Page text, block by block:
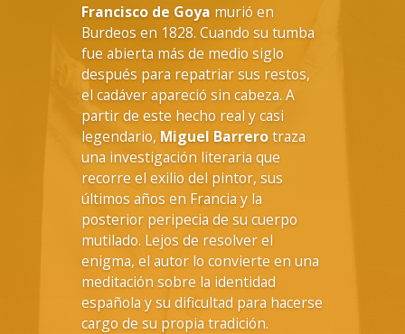
Francisco de Goya murió en
Burdeos en 1828. Cuando su tumba
fue abierta más de medio siglo
después para repatriar sus restos,
el cadáver apareció sin cabeza. A
partir de este hecho real y casi
legendario, Miguel Barrerotraza
una investigación literaria que
recorre el exilio del pintor, sus
últimos años en Francia y la
posterior peripecia de su cuerpo
mutilado. Lejos de resolver el
enigma, el autor lo convierte en una
meditación sobre la identidad
española y su dificultad para hacerse
cargo de su propia tradición.